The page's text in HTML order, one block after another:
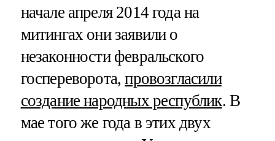
начале апреля 2014 года на
митингах они заявили о
незаконности февральского
госпереворота,провозгласили
создание народных республик. В
мае того же года в этих двух